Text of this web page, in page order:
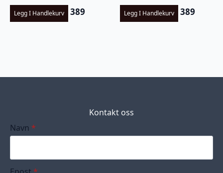
Legg I Handlekurv 389 Legg I Handlekurv 389
Kontakt oss
Navn *